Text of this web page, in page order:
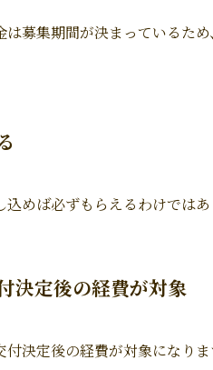
は募集期間が決まっているた
込めば必ずもらえるわけでは
決定後の経費が対象
付決定後の経費が対象になり